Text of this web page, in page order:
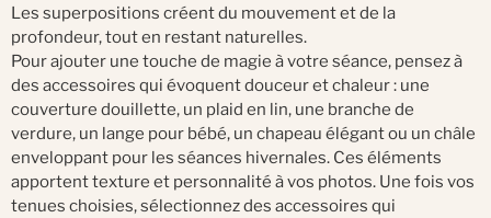
Les superpositions créent du mouvement et de la
profondeur, tout en restant naturelles.
Pour ajouter une touche de magie à votre séance, pensez à
des accessoires qui évoquent douceur et chaleur : une
couverture douillette, un plaid en lin, une branche de
verdure, un lange pour bébé, un chapeau élégant ou un châle
enveloppant pour les séances hivernales. Ces éléments
apportent texture et personnalité à vos photos. Une fois vos
tenues choisies, sélectionnez des accessoires qui